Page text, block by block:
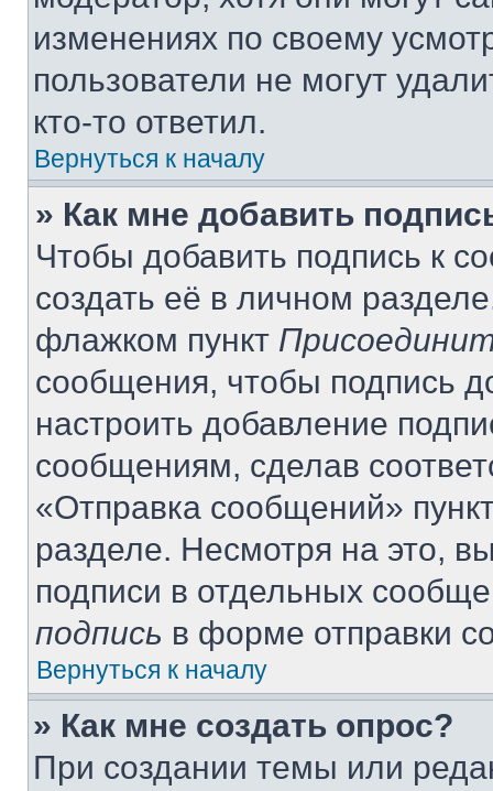
изменениях по своему
пользователи не могут
кто-то ответил.
Вернуться к началу
» Как мне добавить
Чтобы добавить подпись к
создать её в личном
флажком пункт
сообщения, чтобы подпись
настроить добавление
сообщениям, сделав
«Отправка сообщений»
разделе. Несмотря на это,
подписи в отдельных
подпись в форме отправки
Вернуться к началу
» Как мне создать опрос?
При создании темы или